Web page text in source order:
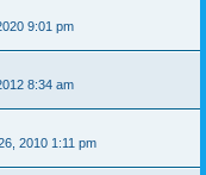
9:01 pm
8:34 am
2010 1:11 pm